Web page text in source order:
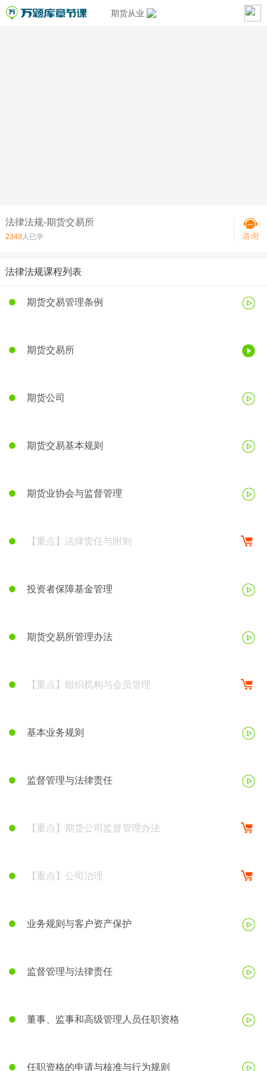
期货从业
法律法规-期货交易所
2343人已学
法律法规课程列表
期货交易管理条例
期货交易所
期货公司
期货交易基本规则
期货业协会与监督管理
【重点】法律责任与附则
投资者保障基金管理
期货交易所管理办法
【重点】组织机构与会员管理
基本业务规则
监督管理与法律责任
【重点】期货公司监督管理办法
【重点】公司治理
业务规则与客户资产保护
监督管理与法律责任
董事、监事和高级管理人员任职资格
任职资格的申请与核准与行为规则